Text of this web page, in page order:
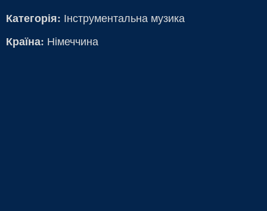
Категорія: Інструментальна музика
Країна: Німеччина